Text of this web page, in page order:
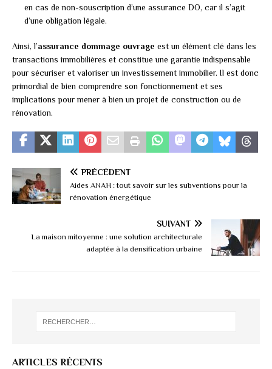
en cas de non-souscription d’une assurance DO, car il s’agit
d’une obligation légale.
Ainsi, l’assurance dommage ouvrage est un élément clé dans les
transactions immobilières et constitue une garantie indispensable
pour sécuriser et valoriser un investissement immobilier. Il est donc
primordial de bien comprendre son fonctionnement et ses
implications pour mener à bien un projet de construction ou de
rénovation.
PRÉCÉDENT
Aides ANAH : tout savoir sur les subventions pour la
rénovation énergétique
SUIVANT
La maison mitoyenne : une solution architecturale
adaptée à la densification urbaine
ARTICLES RÉCENTS